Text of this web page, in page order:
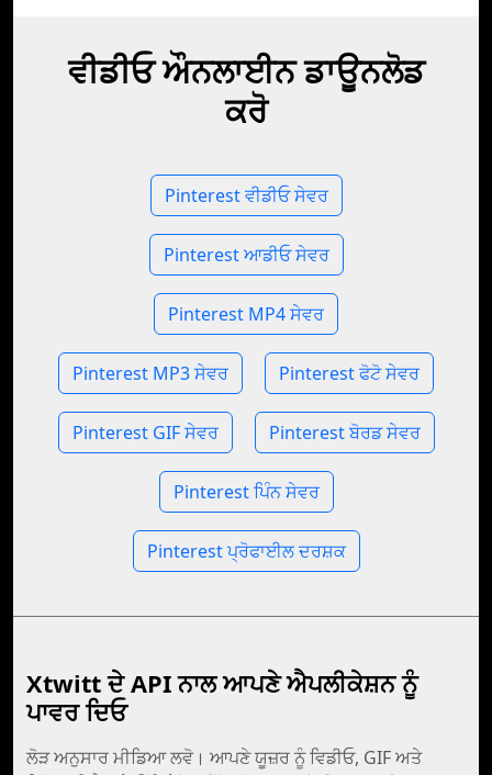
ਵੀਡੀਓ ਔਨਲਾਈਨ ਡਾਊਨਲੋਡ
ਕਰੋ
Pinterest ਵੀਡੀਓ ਸੇਵਰ
Pinterest ਆਡੀਓ ਸੇਵਰ
Pinterest MP4 ਸੇਵਰ
Pinterest MP3 ਸੇਵਰ Pinterest ਫੋਟੋ ਸੇਵਰ
Pinterest GIF ਸੇਵਰ Pinterest ਬੋਰਡ ਸੇਵਰ
Pinterest ਪਿੰਨ ਸੇਵਰ
Pinterest ਪ੍ਰੋਫਾਈਲ ਦਰਸ਼ਕ
Xtwitt ਦੇ API ਨਾਲ ਆਪਣੇ ਐਪਲੀਕੇਸ਼ਨ ਨੂੰ
ਪਾਵਰ ਦਿਓ
ਲੋੜ ਅਨੁਸਾਰ ਮੀਡਿਆ ਲਵੋ। ਆਪਣੇ ਯੂਜ਼ਰ ਨੂੰ ਵਿਡੀਓ, GIF ਅਤੇ